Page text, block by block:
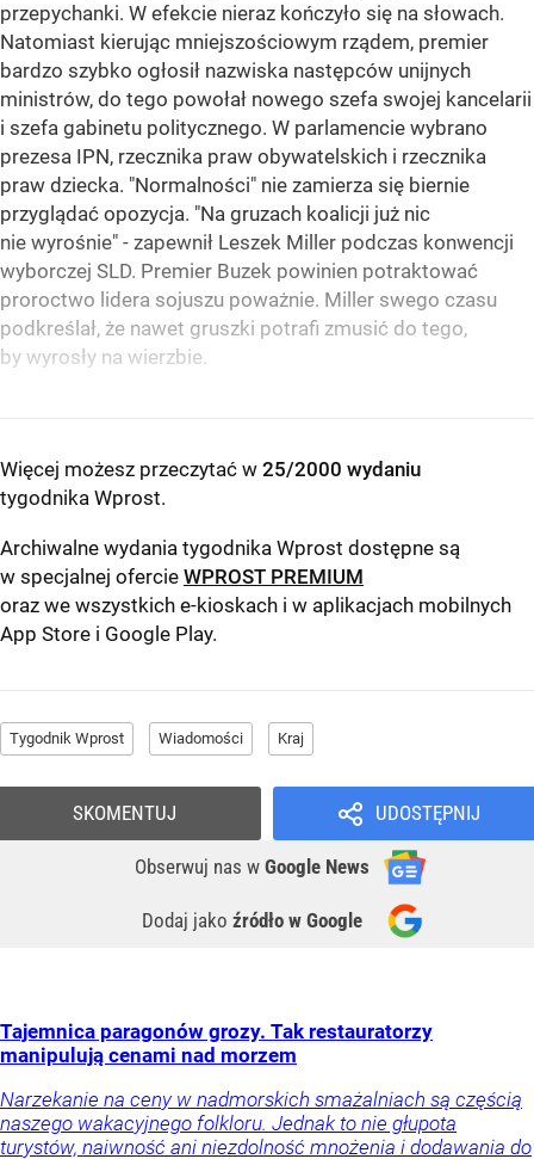
przepychanki. W efekcie nieraz kończyło się na słowach.
Natomiast kierując mniejszościowym rządem, premier
bardzo szybko ogłosił nazwiska następców unijnych
ministrów, do tego powołał nowego szefa swojej kancelarii
i szefa gabinetu politycznego. W parlamencie wybrano
prezesa IPN, rzecznika praw obywatelskich i rzecznika
praw dziecka. "Normalności" nie zamierza się biernie
przyglądać opozycja. "Na gruzach koalicji już nic
nie wyrośnie" - zapewnił Leszek Miller podczas konwencji
wyborczej SLD. Premier Buzek powinien potraktować
proroctwo lidera sojuszu poważnie. Miller swego czasu
podkreślał, że nawet gruszki potrafi zmusić do tego,
by wyrosły na wierzbie.
Więcej możesz przeczytać w 25/2000 wydaniu
tygodnika Wprost.
Archiwalne wydania tygodnika Wprost dostępne są
w specjalnej ofercie WPROST PREMIUM
oraz we wszystkich e-kioskach i w aplikacjach mobilnych
App Store i Google Play.
Tygodnik Wprost Wiadomości Kraj
UDOSTĘPNIJ
Obserwuj nas w Google News
Dodaj jako źródło w Google
SKOMENTUJ
Tajemnica paragonów grozy. Tak restauratorzy
manipulują cenami nad morzem
Narzekanie na ceny w nadmorskich smażalniach są częścią
naszego wakacyjnego folkloru. Jednak to nie głupota
turystów, naiwność ani niezdolność mnożenia i dodawania do